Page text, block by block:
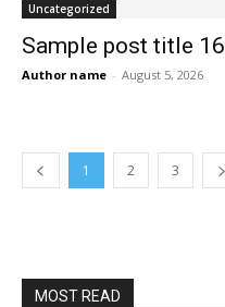
Uncategorized
Sample post title 16
Author name - August 5, 2026
1 2 3
MOST READ